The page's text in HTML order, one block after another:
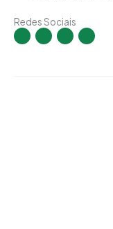
Redes Sociais
I
s
F
c
Y
u
L
n